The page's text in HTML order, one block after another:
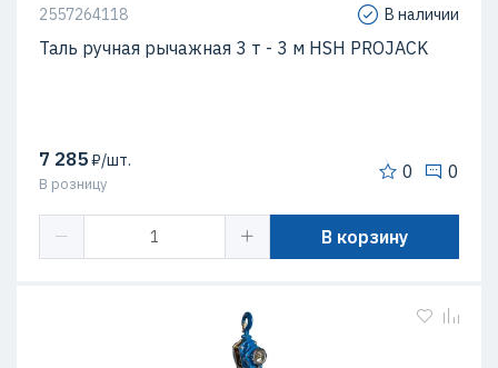
2557264118 В наличии
Таль ручная рычажная 3 т - 3 м HSH PROJACK
7 285₽/шт.
В розницу
0 0
В корзину